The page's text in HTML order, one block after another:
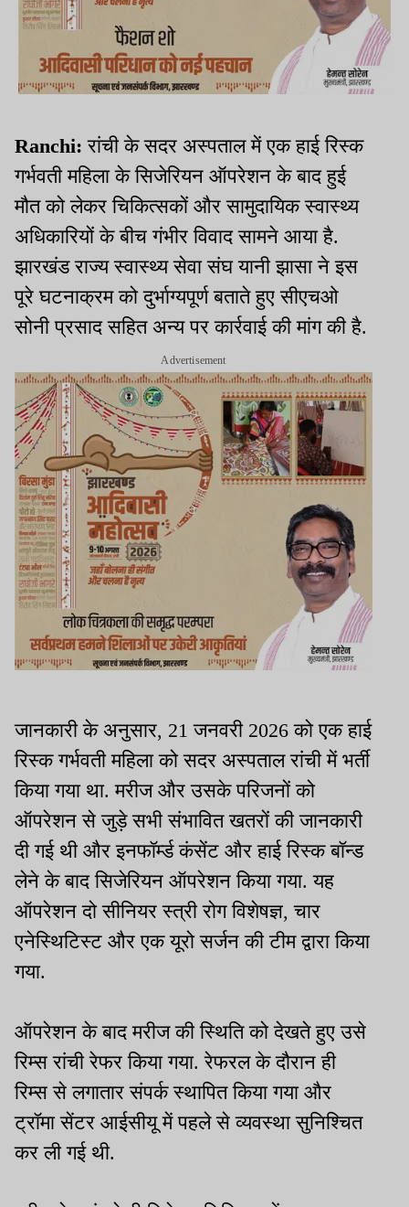
Ranchi: रांची के सदर अस्पताल में एक हाई रिस्क
गर्भवती महिला के सिजेरियन ऑपरेशन के बाद हुई
मौत को लेकर चिकित्सकों और सामुदायिक स्वास्थ्य
अधिकारियों के बीच गंभीर विवाद सामने आया है.
झारखंड राज्य स्वास्थ्य सेवा संघ यानी झासा ने इस
पूरे घटनाक्रम को दुर्भाग्यपूर्ण बताते हुए सीएचओ
सोनी प्रसाद सहित अन्य पर कार्रवाई की मांग की है.
Advertisement
जानकारी के अनुसार, 21 जनवरी 2026 को एक हाई
रिस्क गर्भवती महिला को सदर अस्पताल रांची में भर्ती
किया गया था. मरीज और उसके परिजनों को
ऑपरेशन से जुड़े सभी संभावित खतरों की जानकारी
दी गई थी और इनफॉर्म्ड कंसेंट और हाई रिस्क बॉन्ड
लेने के बाद सिजेरियन ऑपरेशन किया गया. यह
ऑपरेशन दो सीनियर स्त्री रोग विशेषज्ञ, चार
एनेस्थिटिस्ट और एक यूरो सर्जन की टीम द्वारा किया
गया.
ऑपरेशन के बाद मरीज की स्थिति को देखते हुए उसे
रिम्स रांची रेफर किया गया. रेफरल के दौरान ही
रिम्स से लगातार संपर्क स्थापित किया गया और
ट्रॉमा सेंटर आईसीयू में पहले से व्यवस्था सुनिश्चित
कर ली गई थी.